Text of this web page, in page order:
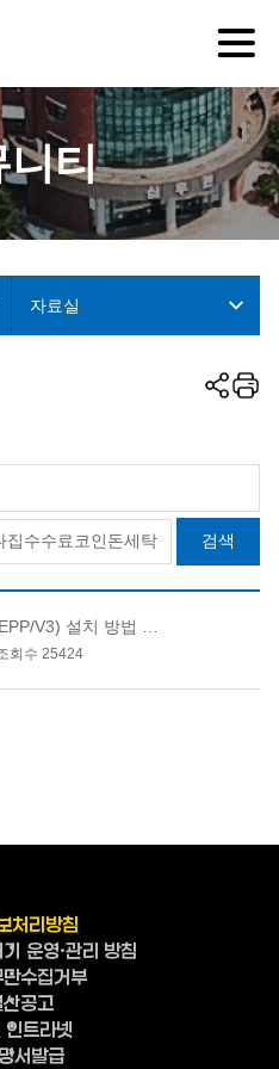
니티
자료실
검색
V3) 설치 방법 안내
회수 25424
처리방침
운영·관리 방침
수집거부
산공고
인트라넷
서발급